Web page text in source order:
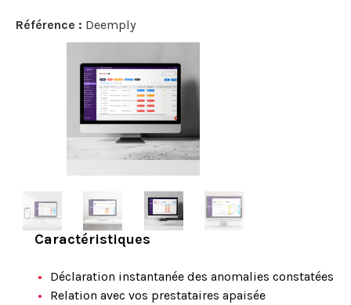
Référence : Deemply
Caractéristiques
Déclaration instantanée des anomalies constatées
Relation avec vos prestataires apaisée